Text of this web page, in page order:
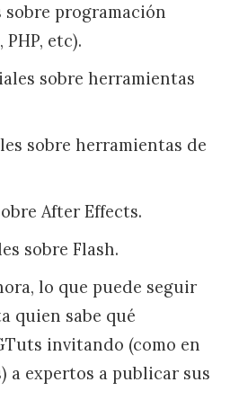
sobre programación
PHP, etc).
sobre herramientas
sobre herramientas de
After Effects.
sobre Flash.
lo que puede seguir
quien sabe qué
invitando (como en
a expertos a publicar sus